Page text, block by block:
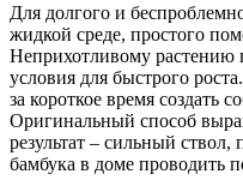
Для долгого и
жидкой среде, простого
Неприхотливому растению
условия для быстрого
за короткое время создать
Оригинальный способ
результат – сильный
бамбука в доме проводить